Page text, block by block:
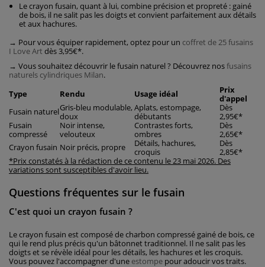
Le crayon fusain, quant à lui, combine précision et propreté : gainé
de bois, il ne salit pas les doigts et convient parfaitement aux détails
et aux hachures.
→ Pour vous équiper rapidement, optez pour un coffret de 25 fusains
I Love Art dès 3,95€*.
→ Vous souhaitez découvrir le fusain naturel ? Découvrez nosfusains
naturels cylindriques Milan.
Type
Rendu Usage idéal
Prix
d'appel
Fusain naturelGris-bleu modulable,
doux
Aplats, estompage,
débutants
Dès
2,95€*
Fusain
compressé
Noir intense,
velouteux
Contrastes forts,
ombres
Dès
2,65€*
Crayon fusain Noir précis, propre
Détails, hachures,
croquis
Dès
2,85€*
*Prix constatés à la rédaction de ce contenu le 23 mai 2026. Des
variations sont susceptibles d'avoir lieu.
Questions fréquentes sur le fusain
C'est quoi un crayon fusain ?
Le crayon fusain est composé de charbon compressé gainé de bois, ce
qui le rend plus précis qu'un bâtonnet traditionnel. Il ne salit pas les
doigts et se révèle idéal pour les détails, les hachures et les croquis.
Vous pouvez l'accompagner d'une estompe pour adoucir vos traits.